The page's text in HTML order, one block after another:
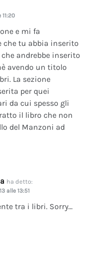
e mi fa
che tu abbia inserito
andrebbe inserito
avendo un titolo
La sezione
per quei
da cui spesso gli
il libro che non
del Manzoni ad
ha detto:
alle 13:51
tra i libri. Sorry…